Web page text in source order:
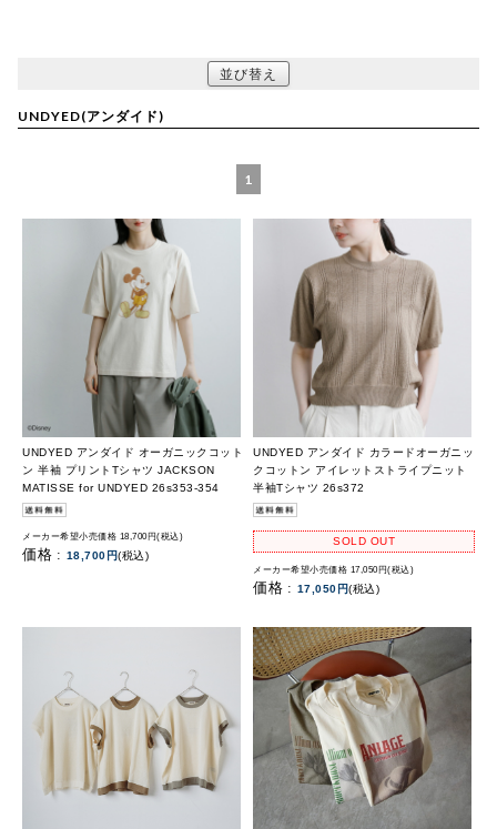
並び替え
UNDYED(アンダイド)
1
UNDYED アンダイド オーガニックコット
ン 半袖 プリントTシャツ JACKSON
MATISSE for UNDYED 26s353-354
メーカー希望小売価格 18,700円(税込)
価格 : 18,700円(税込)
UNDYED アンダイド カラードオーガニッ
クコットン アイレットストライプニット
半袖Tシャツ 26s372
SOLD OUT
メーカー希望小売価格 17,050円(税込)
価格 : 17,050円(税込)